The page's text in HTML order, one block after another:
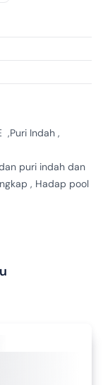
,Puri Indah ,
puri indah dan
, Hadap pool